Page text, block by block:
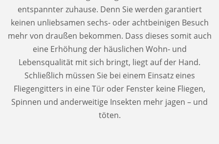
entspannter zuhause. Denn Sie werden garantiert
keinen unliebsamen sechs- oder achtbeinigen Besuch
mehr von draußen bekommen. Dass dieses somit auch
eine Erhöhung der häuslichen Wohn- und
Lebensqualität mit sich bringt, liegt auf der Hand.
Schließlich müssen Sie bei einem Einsatz eines
Fliegengitters in eine Tür oder Fenster keine Fliegen,
Spinnen und anderweitige Insekten mehr jagen – und
töten.